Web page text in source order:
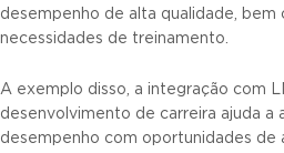
desempenho de alta qualidade,
necessidades de treinamento.
A exemplo disso, a integração com
desenvolvimento de carreira ajuda a
desempenho com oportunidades de